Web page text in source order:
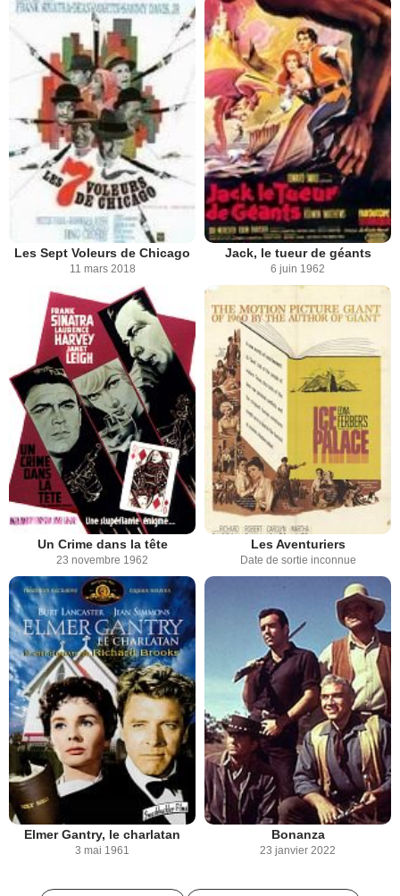
Les Sept Voleurs de Chicago
11 mars 2018
Jack, le tueur de géants
6 juin 1962
Un Crime dans la tête
23 novembre 1962
Les Aventuriers
Date de sortie inconnue
Elmer Gantry, le charlatan
3 mai 1961
Bonanza
23 janvier 2022